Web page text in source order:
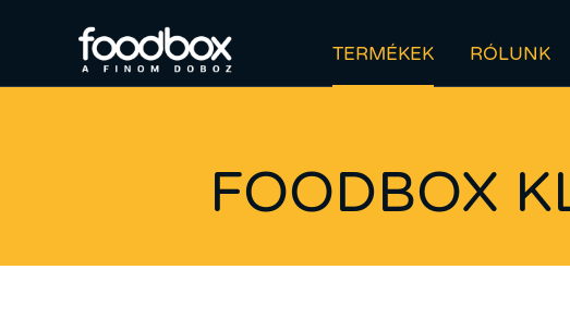
TERMÉKEK RÓLUNK
FOODBOX